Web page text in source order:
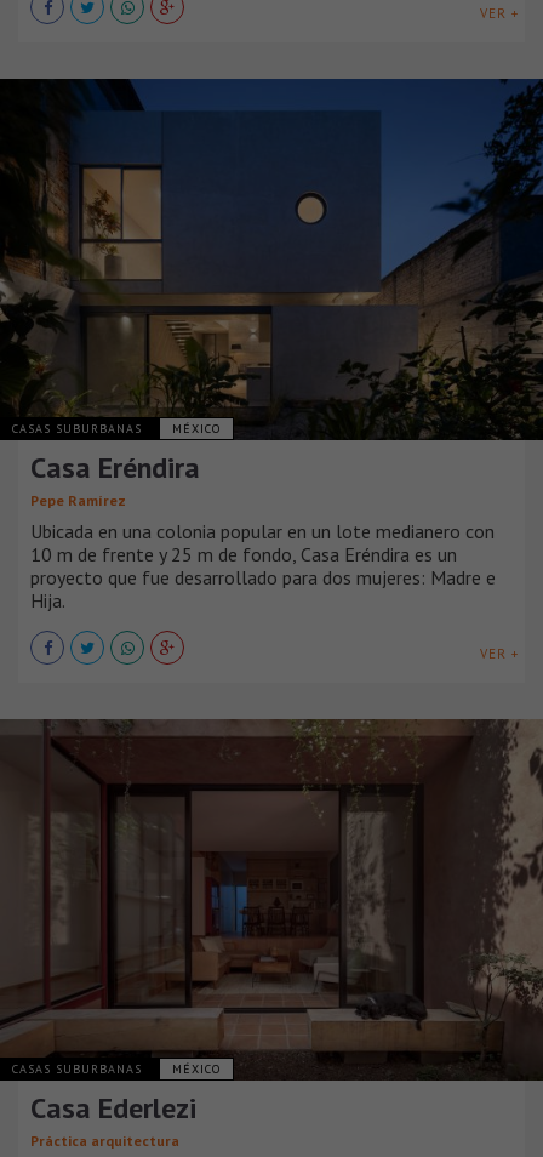
VER +
CASAS SUBURBANAS MÉXICO
Casa Eréndira
Pepe Ramírez
Ubicada en una colonia popular en un lote medianero con
10 m de frente y 25 m de fondo, Casa Eréndira es un
proyecto que fue desarrollado para dos mujeres: Madre e
Hija.
VER +
CASAS SUBURBANAS MÉXICO
Casa Ederlezi
Práctica arquitectura